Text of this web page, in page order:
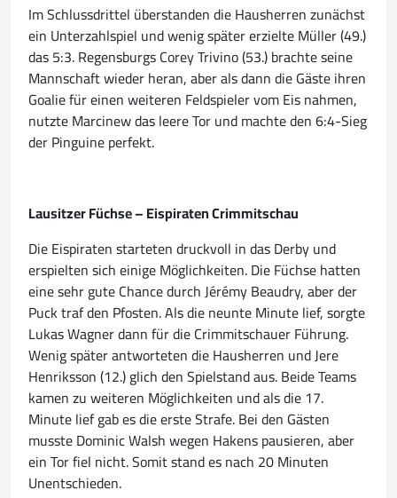
Im Schlussdrittel überstanden die Hausherren zunächst
ein Unterzahlspiel und wenig später erzielte Müller (49.)
das 5:3. Regensburgs Corey Trivino (53.) brachte seine
Mannschaft wieder heran, aber als dann die Gäste ihren
Goalie für einen weiteren Feldspieler vom Eis nahmen,
nutzte Marcinew das leere Tor und machte den 6:4-Sieg
der Pinguine perfekt.
Lausitzer Füchse – Eispiraten Crimmitschau
Die Eispiraten starteten druckvoll in das Derby und
erspielten sich einige Möglichkeiten. Die Füchse hatten
eine sehr gute Chance durch Jérémy Beaudry, aber der
Puck traf den Pfosten. Als die neunte Minute lief, sorgte
Lukas Wagner dann für die Crimmitschauer Führung.
Wenig später antworteten die Hausherren und Jere
Henriksson (12.) glich den Spielstand aus. Beide Teams
kamen zu weiteren Möglichkeiten und als die 17.
Minute lief gab es die erste Strafe. Bei den Gästen
musste Dominic Walsh wegen Hakens pausieren, aber
ein Tor fiel nicht. Somit stand es nach 20 Minuten
Unentschieden.